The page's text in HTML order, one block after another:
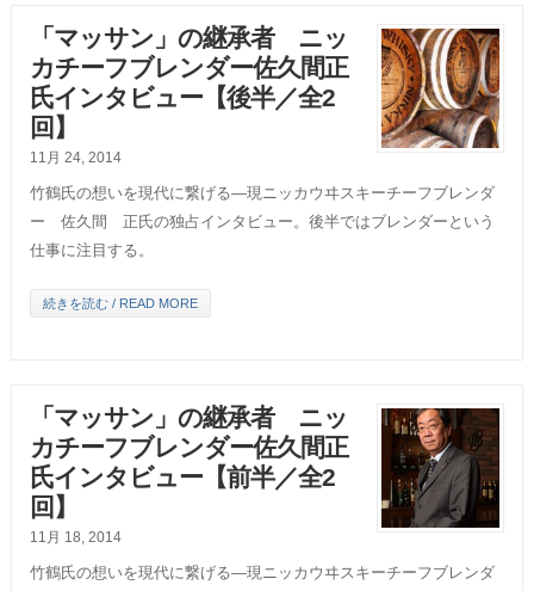
「マッサン」の継承者 ニッ
カチーフブレンダー佐久間正
氏インタビュー【後半／全2
回】
11月 24, 2014
竹鶴氏の想いを現代に繋げる―現ニッカウヰスキーチーフブレンダ
ー 佐久間 正氏の独占インタビュー。後半ではブレンダーという
仕事に注目する。
続きを読む / READ MORE
「マッサン」の継承者 ニッ
カチーフブレンダー佐久間正
氏インタビュー【前半／全2
回】
11月 18, 2014
竹鶴氏の想いを現代に繋げる―現ニッカウヰスキーチーフブレンダ